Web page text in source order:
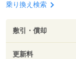
乗り換え検索
敷引・償却
更新料